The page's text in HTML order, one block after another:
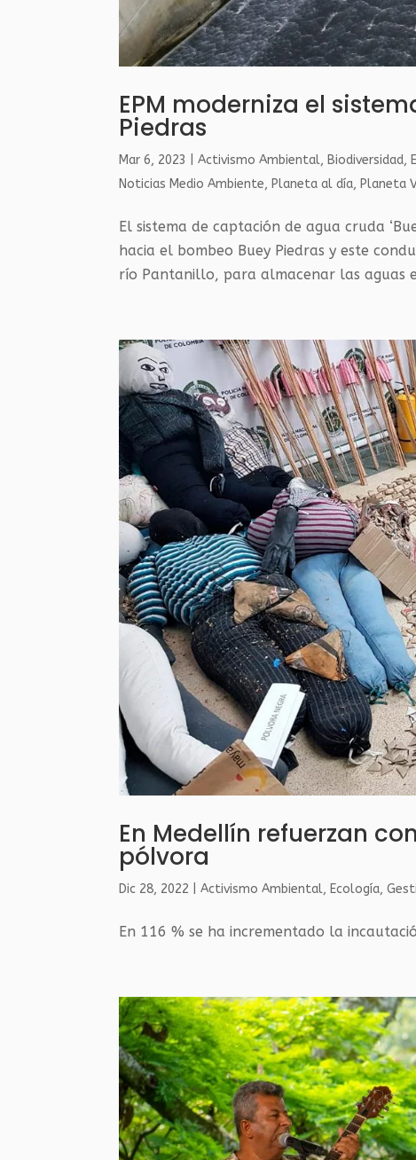
EPM moderniza el
Piedras
Mar 6, 2023 |Activismo Ambiental, Biodiversidad,
Noticias Medio Ambiente, Planeta al día, Planeta
El sistema de captación de agua cruda
hacia el bombeo Buey Piedras y este
río Pantanillo, para almacenar las aguas
En Medellín refuerzan
pólvora
Dic 28, 2022 |Activismo Ambiental, Ecología,
En 116 % se ha incrementado la